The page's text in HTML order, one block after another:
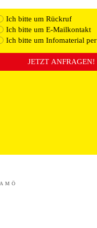
Ich bitte um Rückruf
Ich bitte um E-Mailkontakt
Ich bitte um Infomaterial per
JETZT ANFRAGEN!